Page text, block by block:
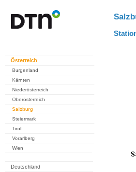
Österreich
Burgenland
Kärnten
Niederösterreich
Oberösterreich
Salzburg
Steiermark
Tirol
Vorarlberg
Wien
Deutschland